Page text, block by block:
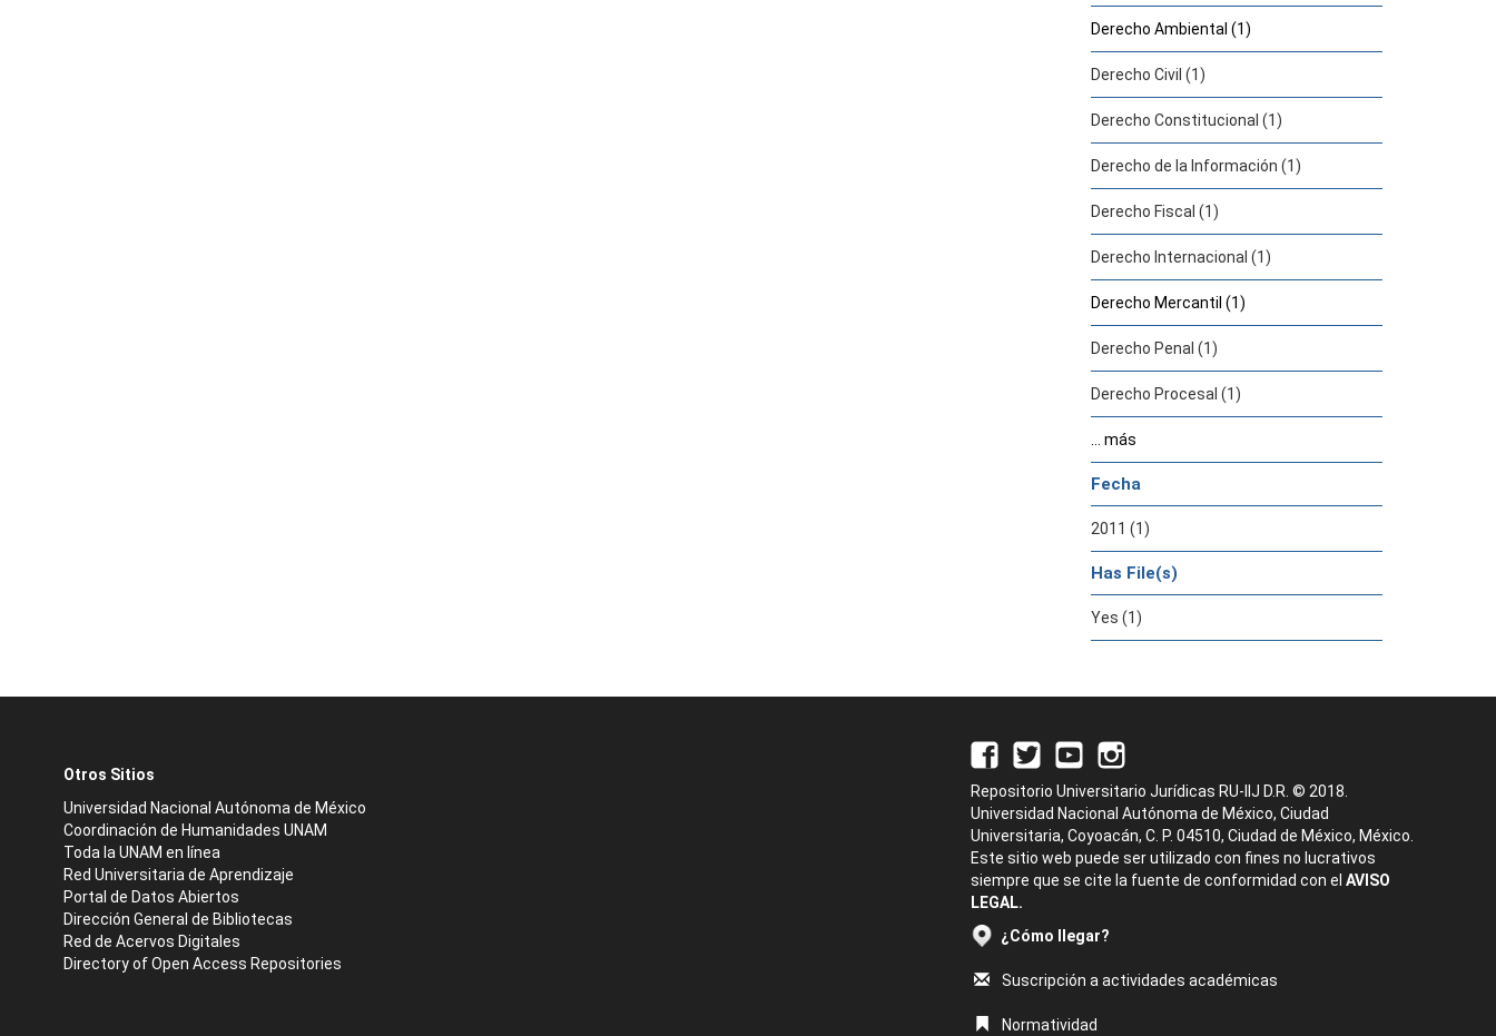
Derecho Ambiental (1)
Derecho Civil (1)
Derecho Constitucional (1)
Derecho de la Información (1)
Derecho Fiscal (1)
Derecho Internacional (1)
Derecho Mercantil (1)
Derecho Penal (1)
Derecho Procesal (1)
... más
Fecha
2011 (1)
Has File(s)
Yes (1)
Otros Sitios
Universidad Nacional Autónoma de México
Coordinación de Humanidades UNAM
Toda la UNAM en línea
Red Universitaria de Aprendizaje
Portal de Datos Abiertos
Dirección General de Bibliotecas
Red de Acervos Digitales
Directory of Open Access Repositories
Repositorio Universitario Jurídicas RU-IIJ D.R. © 2018.
Universidad Nacional Autónoma de México, Ciudad
Universitaria, Coyoacán, C. P. 04510, Ciudad de México, México.
Este sitio web puede ser utilizado con fines no lucrativos
siempre que se cite la fuente de conformidad con el AVISO
LEGAL.
¿Cómo llegar?
Suscripción a actividades académicas
Normatividad